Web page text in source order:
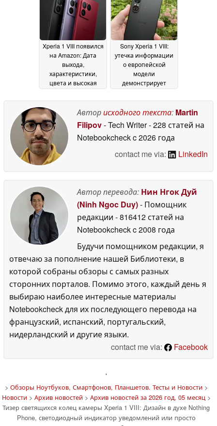
May 2026
Xperia 1 VIII появился
на Amazon: Дата
выхода,
характеристики,
цвета и высокая
предварительными
заказами
Sony Xperia 1 VIII:
утечка информации
о европейской
модели
демонстрирует
Gen 5, но только 12
Авторисходного текста: Martin
Filipov- Tech Writer- 228 статей на
Notebookcheckc 2026 года
contact me via:
LinkedIn
Автор перевода: Нин Нгок Дуй
(Ninh Ngoc Duy)- Помощник
редакции - 816412 статей на
Notebookcheckc 2008 года
Будучи помощником редакции, я
отвечаю за пополнение нашей Библиотеки, в
которой собраны обзоры с самых разных
сторонних порталов. Помимо этого, каждый день я
выбираю наиболее интересные материалы
Notebookcheck для их последующего перевода на
французский, испанский, португальский,
нидерландский и другие языки.
contact me via:
Facebook
'
> Обзоры Ноутбуков, Смартфонов, Планшетов. Тесты и Новости>
Новости> Архив новостей> Архив новостей за 2026 год, 05 месяц >
Тизер светящихся колец камеры Xperia 1 VIII: Дизайн в духе Nothing
Phone, светодиодный индикатор уведомлений или просто